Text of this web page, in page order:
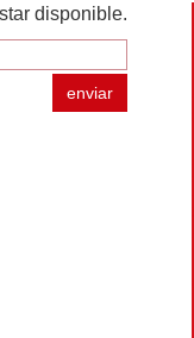
disponible.
enviar